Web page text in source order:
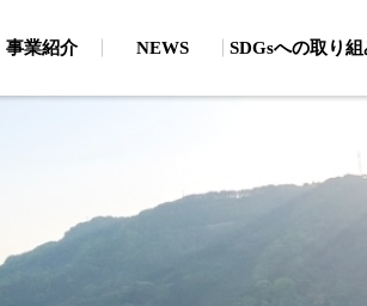
海域調査（波
陸域調査（動物
大気調査（大気
分析（生物、
事業紹介
海辺のまちづくり
NEWS SDGsへの取り組
CSRから見たSDGs
従
アルバイト採